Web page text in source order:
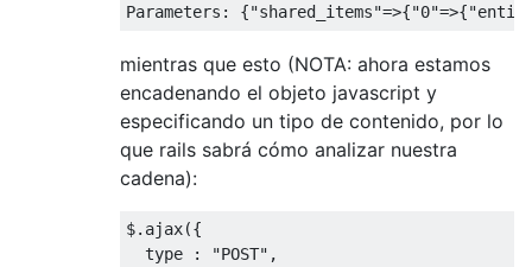
Parameters : {"shared_items"=>{"0"=>{
mientras que esto (NOTA: ahora estamos
encadenando el objeto javascript y
especificando un tipo de contenido, por lo
que rails sabrá cómo analizar nuestra
cadena):
$. ajax({
  type
: "POST" ,